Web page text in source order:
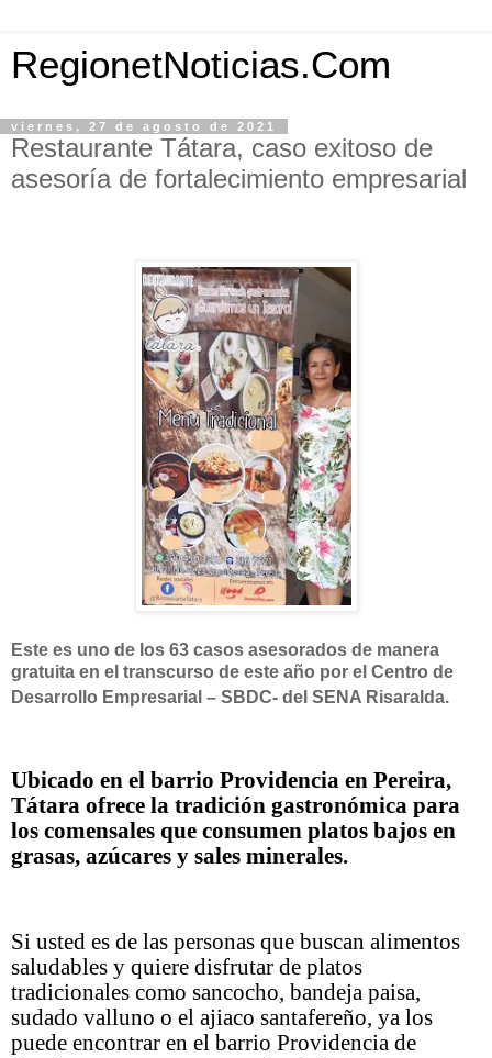
RegionetNoticias.Com
viernes, 27 de agosto de 2021
Restaurante Tátara, caso exitoso de
asesoría de fortalecimiento empresarial
Este es uno de los 63 casos asesorados de manera
gratuita en el transcurso de este año por el Centro de
Desarrollo Empresarial – SBDC- del SENA Risaralda.
Ubicado en el barrio Providencia en Pereira,
Tátara ofrece la tradición gastronómica para
los comensales que consumen platos bajos en
grasas, azúcares y sales minerales.
Si usted es de las personas que buscan alimentos
saludables y quiere disfrutar de platos
tradicionales como sancocho, bandeja paisa,
sudado valluno o el ajiaco santafereño, ya los
puede encontrar en el barrio Providencia de